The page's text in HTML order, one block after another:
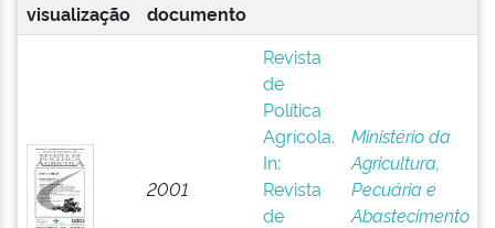
visualização
documento
2001
Revista
de
Política
Agrícola.
In:
Revista
de
Ministério da
Agricultura,
Pecuária e
Abastecimento